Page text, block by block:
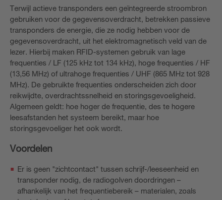
Terwijl actieve transponders een geïntegreerde stroombron
gebruiken voor de gegevensoverdracht, betrekken passieve
transponders de energie, die ze nodig hebben voor de
gegevensoverdracht, uit het elektromagnetisch veld van de
lezer. Hierbij maken RFID-systemen gebruik van lage
frequenties / LF (125 kHz tot 134 kHz), hoge frequenties / HF
(13,56 MHz) of ultrahoge frequenties / UHF (865 MHz tot 928
MHz). De gebruikte frequenties onderscheiden zich door
reikwijdte, overdrachtssnelheid en storingsgevoeligheid.
Algemeen geldt: hoe hoger de frequentie, des te hogere
leesafstanden het systeem bereikt, maar hoe
storingsgevoeliger het ook wordt.
Voordelen
Er is geen "zichtcontact" tussen schrijf-/leeseenheid en
transponder nodig, de radiogolven doordringen –
afhankelijk van het frequentiebereik – materialen, zoals